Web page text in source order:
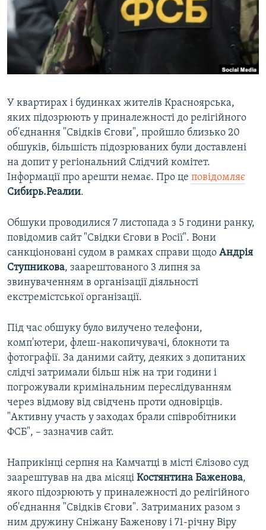
ДЕПОРТАЦІЯ
ВІДЕОУРОКИ «ELIFBE»
СВІДЧЕННЯ ОКУПАЦІЇ
УКРАЇНСЬКА ПРОБЛЕМА КРИМУ
ЯК ОБІЙТИ БЛОКУВАННЯ
Русский
Qırımtatar
Усі сайти RFE/RL
У квартирах і будинках жителів Красноярська,
яких підозрюють у приналежності до релігійного
об'єднання "Свідків Єгови", пройшло близько 20
обшуків, більшість підозрюваних були доставлені
на допит у регіональний Слідчий комітет.
Інформації про арешти немає. Про це повідомляє
Сибирь.Реалии.
Обшуки проводилися 7 листопада з 5 години ранку,
повідомив сайт "Свідки Єгови в Росії". Вони
санкціоновані судом в рамках справи щодо Андрія
Ступникова, заарештованого 3 липня за
звинуваченням в організації діяльності
екстремістської організації.
Під час обшуку було вилучено телефони,
комп'ютери, флеш-накопичувачі, блокноти та
фотографії. За даними сайту, деяких з допитаних
слідчі затримали більш ніж на три години і
погрожували кримінальним переслідуванням
через відмову від свідчень проти одновірців.
"Активну участь у заходах брали співробітники
ФСБ", – зазначив сайт.
Наприкінці серпня на Камчатці в місті Єлізово суд
заарештував на два місяці Костянтина Баженова,
якого підозрюють у приналежності до релігійного
об'єднання "Свідків Єгови". Затриманих разом з
ним дружину Сніжану Баженову і 71-річну Віру